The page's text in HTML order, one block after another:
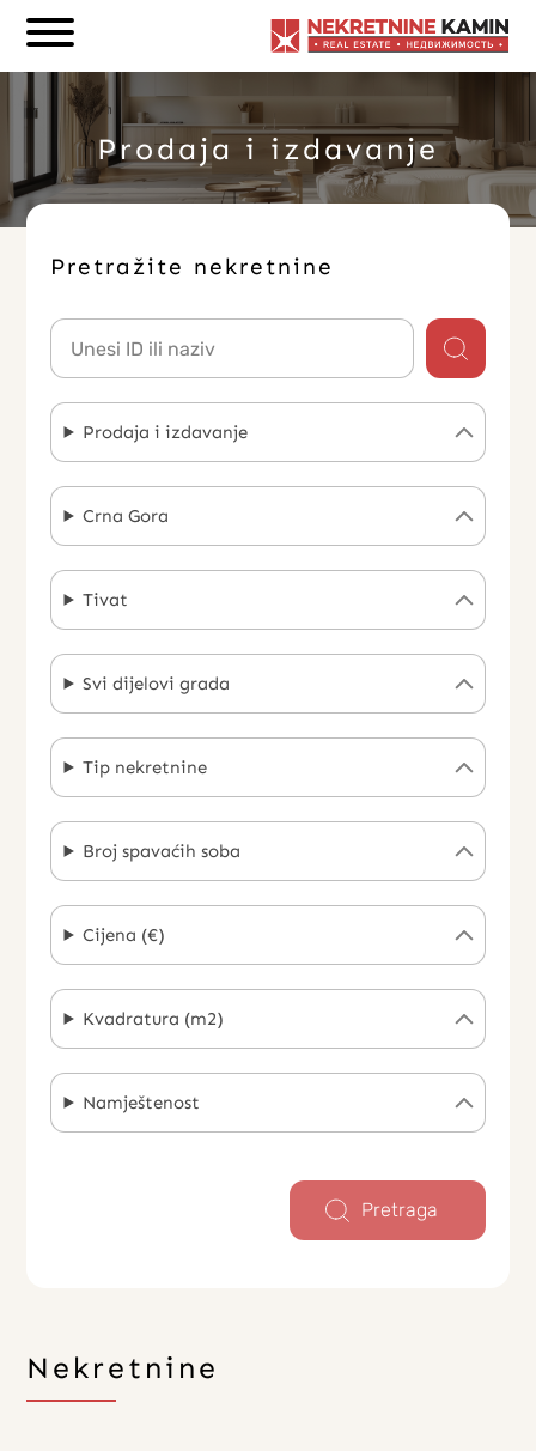
Prodaja i izdavanje
Pretražite nekretnine
Prodaja i izdavanje
Crna Gora
Tivat
Svi dijelovi grada
Pretraga
Tip nekretnine
Broj spavaćih soba
Cijena (€)
Kvadratura (m2)
Namještenost
Nekretnine